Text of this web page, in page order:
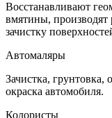
Восстанавливают
вмятины, производят
зачистку
Автомаляры
Зачистка,
окраска автомобиля.
Колористы